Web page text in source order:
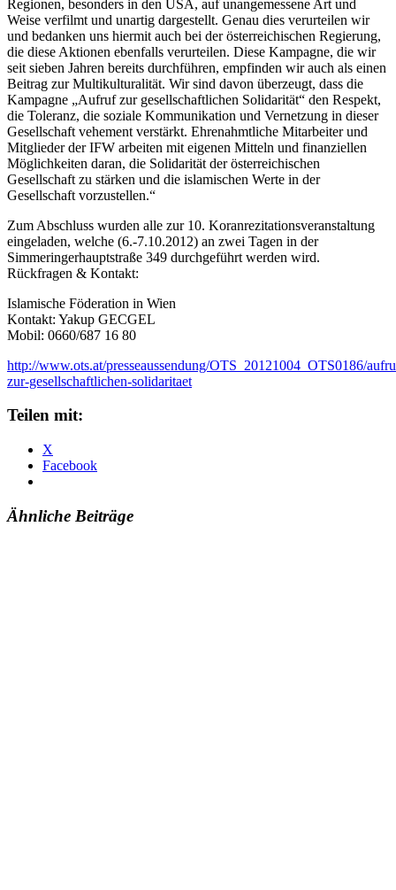
Regionen, besonders in den USA, auf unangemessene Art und
Weise verfilmt und unartig dargestellt. Genau dies verurteilen wir
und bedanken uns hiermit auch bei der österreichischen Regierung,
die diese Aktionen ebenfalls verurteilen. Diese Kampagne, die wir
seit sieben Jahren bereits durchführen, empfinden wir auch als einen
Beitrag zur Multikulturalität. Wir sind davon überzeugt, dass die
Kampagne „Aufruf zur gesellschaftlichen Solidarität“ den Respekt,
die Toleranz, die soziale Kommunikation und Vernetzung in dieser
Gesellschaft vehement verstärkt. Ehrenahmtliche Mitarbeiter und
Mitglieder der IFW arbeiten mit eigenen Mitteln und finanziellen
Möglichkeiten daran, die Solidarität der österreichischen
Gesellschaft zu stärken und die islamischen Werte in der
Gesellschaft vorzustellen.“
Zum Abschluss wurden alle zur 10. Koranrezitationsveranstaltung
eingeladen, welche (6.-7.10.2012) an zwei Tagen in der
Simmeringerhauptstraße 349 durchgeführt werden wird.
Rückfragen & Kontakt:
Islamische Föderation in Wien
Kontakt: Yakup GECGEL
Mobil: 0660/687 16 80
http://www.ots.at/presseaussendung/OTS_20121004_OTS0186/
zur-gesellschaftlichen-solidaritaet
Teilen mit:
X
Facebook
Ähnliche Beiträge